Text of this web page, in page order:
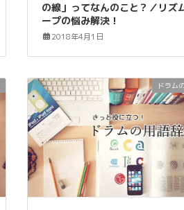
の線」ってなんのこと？／リズ
ープの悩み解決！
2018年4月1日
ドラム